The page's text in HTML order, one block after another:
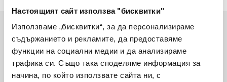
Настоящият сайт използва "бисквитки"
Използваме „бисквитки“, за да персонализираме
съдържанието и рекламите, да предоставяме
функции на социални медии и да анализираме
трафика си. Също така споделяме информация за
начина, по който използвате сайта ни, с
Искаш да си първи в списъка ни?
Вземи -15% за първа поръчка и не пропускай
нито една оферта.